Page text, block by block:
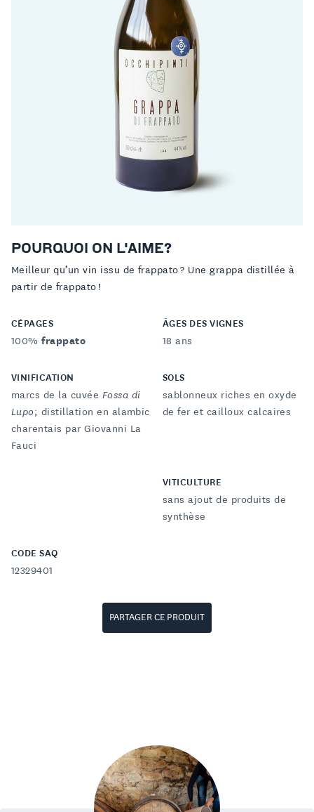
POURQUOI ON L'AIME?
Meilleur qu’un vin issu de frappato ? Une grappa distillée à
partir de frappato !
CÉPAGES
100%frappato
ÂGES DES VIGNES
18 ans
VINIFICATION
marcs de la cuvée Fossa di
Lupo; distillation en alambic
charentais par Giovanni La
Fauci
SOLS
sablonneux riches en oxyde
de fer et cailloux calcaires
VITICULTURE
sans ajout de produits de
synthèse
CODE SAQ
12329401
PARTAGER CE PRODUIT